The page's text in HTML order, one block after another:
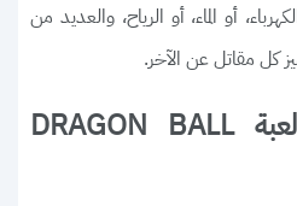
أو الماء، أو الرياح، والعديد من
كل مقاتل عن الآخر.
ترقية المقاتلين فى لعبة DRAGON BALL